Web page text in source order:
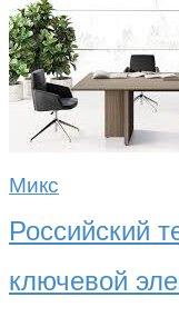
Микс
Российский
ключевой